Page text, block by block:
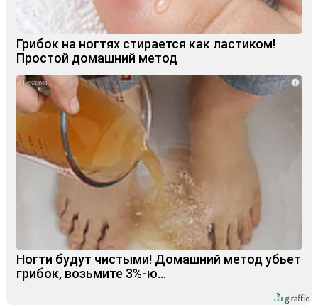
Грибок на ногтях стирается как ластиком!
Простой домашний метод
i
Ногти будут чистыми! Домашний метод убьет
грибок, возьмите 3%-ю…